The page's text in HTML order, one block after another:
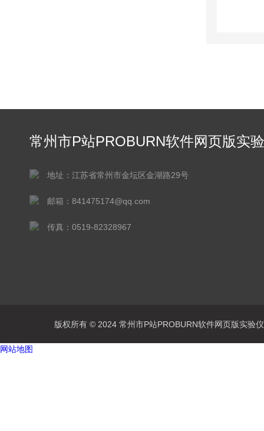
常州市P站PROBURN软件网页版实验
地址：江苏省常州市金坛区金湖路29号
邮箱：841475174@qq.com
传真：0519-82328967
版权所有 © 2024 常州市P站PROBURN软件网页版实
网站地图